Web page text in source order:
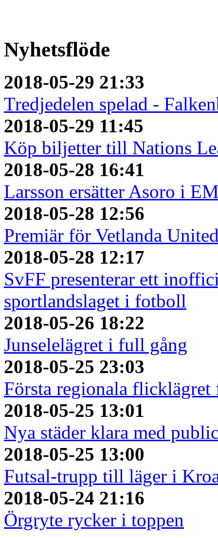
Nyhetsflöde
2018-05-29 21:33
Tredjedelen spelad -
2018-05-29 11:45
Köp biljetter till Nations
2018-05-28 16:41
Larsson ersätter Asoro i
2018-05-28 12:56
Premiär för Vetlanda
2018-05-28 12:17
SvFF presenterar ett
sportlandslaget i fotboll
2018-05-26 18:22
Junselelägret i full gång
2018-05-25 23:03
Första regionala
2018-05-25 13:01
Nya städer klara med
2018-05-25 13:00
Futsal-trupp till läger i
2018-05-24 21:16
Örgryte rycker i toppen